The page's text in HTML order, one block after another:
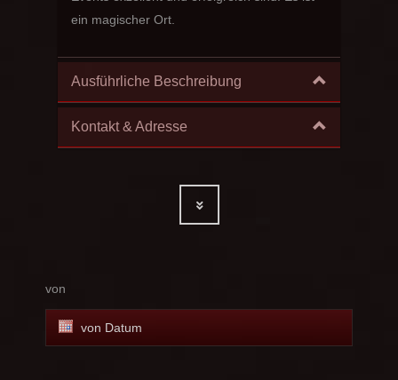
ein magischer Ort.
Ausführliche Beschreibung
Kontakt & Adresse
von